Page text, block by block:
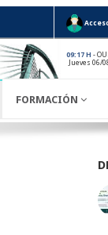
09:17 H -
Jueves 06/
FORMACIÓN